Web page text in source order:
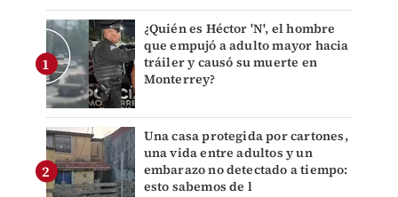
¿Quién es Héctor 'N', el hombre
que empujó a adulto mayor hacia
tráiler y causó su muerte en
Monterrey?
Una casa protegida por cartones,
una vida entre adultos y un
embarazo no detectado a tiempo:
esto sabemos de l